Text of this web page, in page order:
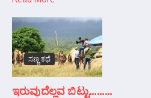
ಸಣ್ಣ ಕಥೆ
ಇರುವುದೆಲ್ಲವ ಬಿಟ್ಟು………